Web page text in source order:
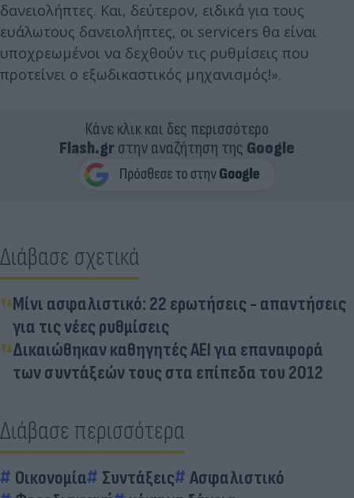
δανειολήπτες. Και, δεύτερον, ειδικά για τους
ευάλωτους δανειολήπτες, οι servicers θα είναι
υποχρεωμένοι να δεχθούν τις ρυθμίσεις που
προτείνει ο εξωδικαστικός μηχανισμός!».
Κάνε κλικ και δες περισσότερο
Flash.grστην αναζήτηση της Google
Διάβασε σχετικά
Μίνι ασφαλιστικό: 22 ερωτήσεις - απαντήσεις
για τις νέες ρυθμίσεις
Δικαιώθηκαν καθηγητές ΑΕΙ για επαναφορά
των συντάξεών τους στα επίπεδα του 2012
Διάβασε περισσότερα
Οικονομία Συντάξεις
Ασφαλιστικό